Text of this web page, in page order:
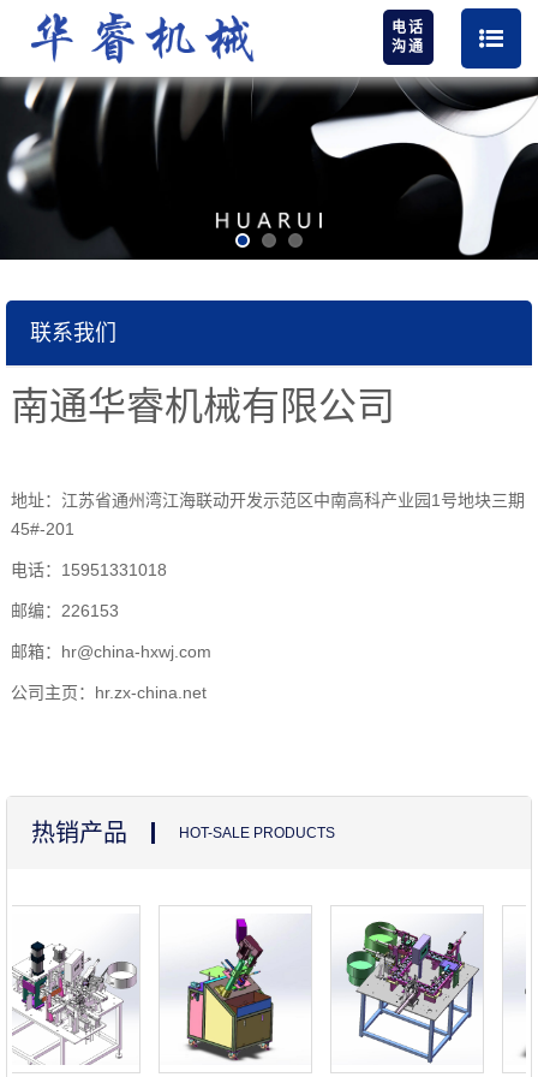
电话
沟通
联系我们
南通华睿机械有限公司
地址：江苏省通州湾江海联动开发示范区中南高科产业园1号地块三期
45#-201
电话：15951331018
邮编：226153
邮箱：hr@china-hxwj.com
公司主页：hr.zx-china.net
热销产品 HOT-SALE PRODUCTS